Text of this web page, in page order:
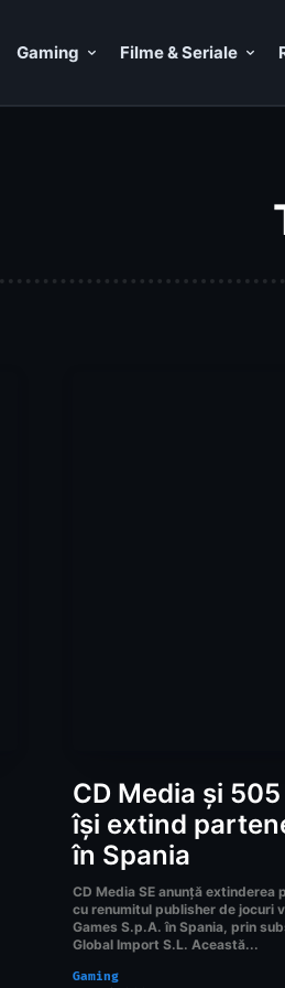
Gaming Filme & Seriale
CD Media și
își extind
în Spania
CD Media SE anunță extinderea
cu renumitul publisher de jocuri
Games S.p.A. în Spania, prin
Global Import S.L. Această...
Gaming